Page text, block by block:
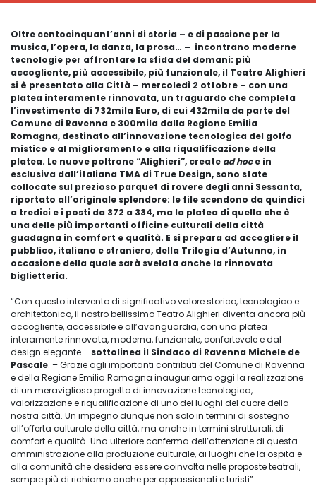
Oltre centocinquant’anni di storia – e di passione per la
musica, l’opera, la danza, la prosa… – incontrano moderne
tecnologie per affrontare la sfida del domani: più
accogliente, più accessibile, più funzionale, il Teatro Alighieri
si è presentato alla Città – mercoledì 2 ottobre – con una
platea interamente rinnovata, un traguardo che completa
l’investimento di 732mila Euro, di cui 432mila da parte del
Comune di Ravenna e 300mila dalla Regione Emilia
Romagna, destinato all’innovazione tecnologica del golfo
mistico e al miglioramento e alla riqualificazione della
platea. Le nuove poltrone “Alighieri”, create ad hoce in
esclusiva dall’italiana TMA di True Design, sono state
collocate sul prezioso parquet di rovere degli anni Sessanta,
riportato all’originale splendore: le file scendono da quindici
a tredici e i posti da 372 a 334, ma la platea di quella che è
una delle più importanti officine culturali della città
guadagna in comfort e qualità. E si prepara ad accogliere il
pubblico, italiano e straniero, della Trilogia d’Autunno, in
occasione della quale sarà svelata anche la rinnovata
biglietteria.
“Con questo intervento di significativo valore storico, tecnologico e
architettonico, il nostro bellissimo Teatro Alighieri diventa ancora più
accogliente, accessibile e all’avanguardia, con una platea
interamente rinnovata, moderna, funzionale, confortevole e dal
design elegante – sottolinea il Sindaco di Ravenna Michele de
Pascale. – Grazie agli importanti contributi del Comune di Ravenna
e della Regione Emilia Romagna inauguriamo oggi la realizzazione
di un meraviglioso progetto di innovazione tecnologica,
valorizzazione e riqualificazione di uno dei luoghi del cuore della
nostra città. Un impegno dunque non solo in termini di sostegno
all’offerta culturale della città, ma anche in termini strutturali, di
comfort e qualità. Una ulteriore conferma dell’attenzione di questa
amministrazione alla produzione culturale, ai luoghi che la ospita e
alla comunità che desidera essere coinvolta nelle proposte teatrali,
sempre più di richiamo anche per appassionati e turisti”.